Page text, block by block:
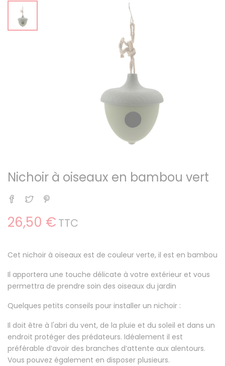
Nichoir à oiseaux en bambou vert
Partager
Tweet
26,50 € TTC
Cet nichoir à oiseaux est de couleur verte, il est en bambou
Il apportera une touche délicate à votre extérieur et vous
permettra de prendre soin des oiseaux du jardin
Quelques petits conseils pour installer un nichoir :
Il doit être à l'abri du vent, de la pluie et du soleil et dans un
endroit protéger des prédateurs. Idéalement il est
préférable d’avoir des branches d’attente aux alentours.
Vous pouvez également en disposer plusieurs.